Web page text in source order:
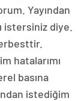
Yayından
istersiniz diye.
hatalarımı
basına
istediğim